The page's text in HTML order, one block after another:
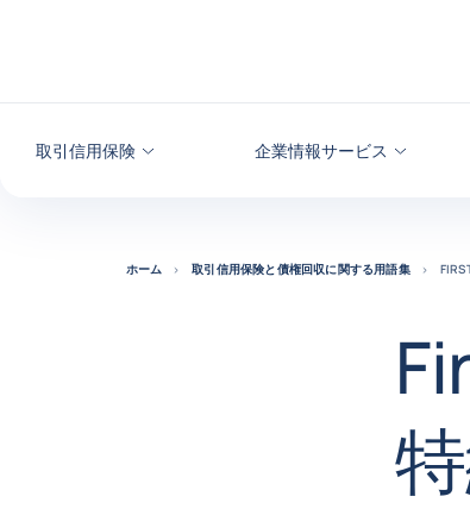
取引信用保険 企業情報サービス
ホーム 取引信用保険と債権回収に関する用語集